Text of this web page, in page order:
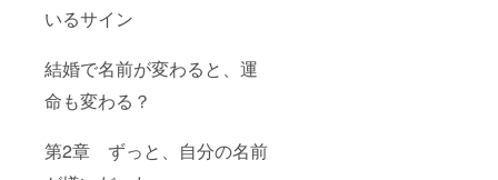
いるサイン
結婚で名前が変わると、運
命も変わる？
第2章 ずっと、自分の名前